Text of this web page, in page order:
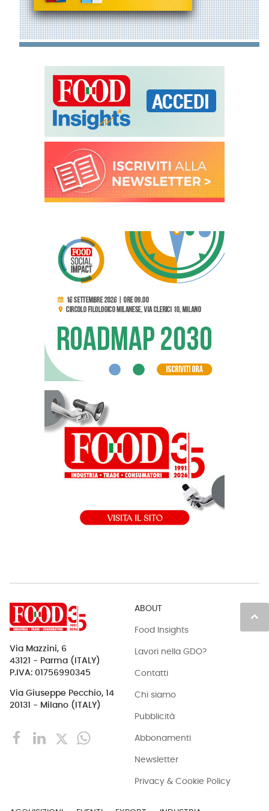
keyboard_arrow_up
Via Mazzini, 6
43121 - Parma (ITALY)
P.IVA: 01756990345
Via Giuseppe Pecchio, 14
20131 - Milano (ITALY)
ABOUT
Food Insights
Lavori nella GDO?
Contatti
Chi siamo
Pubblicità
Abbonamenti
Newsletter
Privacy & Cookie Policy